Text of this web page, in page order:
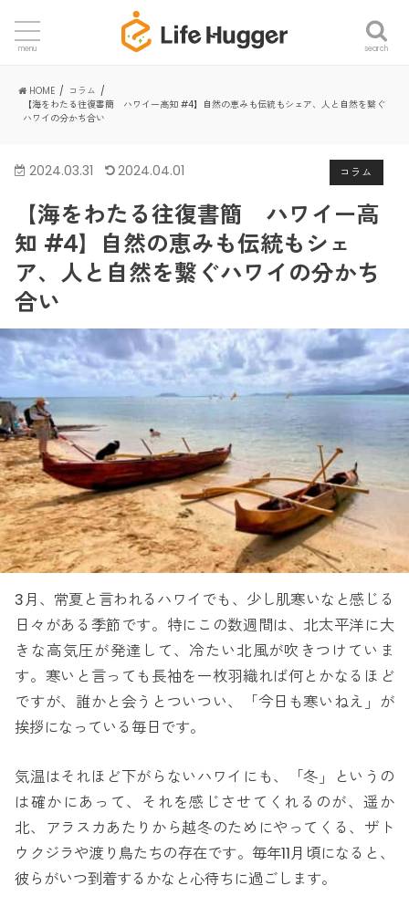
search
menu
HOME
コラム
【海をわたる往復書簡 ハワイー高知 #4】自然の恵みも伝統もシェア、人と自然を繋ぐ
ハワイの分かち合い
コラム
2024.03.31 2024.04.01
【海をわたる往復書簡 ハワイー高
知 #4】自然の恵みも伝統もシェ
ア、人と自然を繋ぐハワイの分かち
合い
3月、常夏と言われるハワイでも、少し肌寒いなと感じる
日々がある季節です。特にこの数週間は、北太平洋に大
きな高気圧が発達して、冷たい北風が吹きつけていま
す。寒いと言っても長袖を一枚羽織れば何とかなるほど
ですが、誰かと会うとついつい、「今日も寒いねえ」が
挨拶になっている毎日です。
気温はそれほど下がらないハワイにも、「冬」というの
は確かにあって、それを感じさせてくれるのが、遥か
北、アラスカあたりから越冬のためにやってくる、ザト
ウクジラや渡り鳥たちの存在です。毎年11月頃になると、
彼らがいつ到着するかなと心待ちに過ごします。